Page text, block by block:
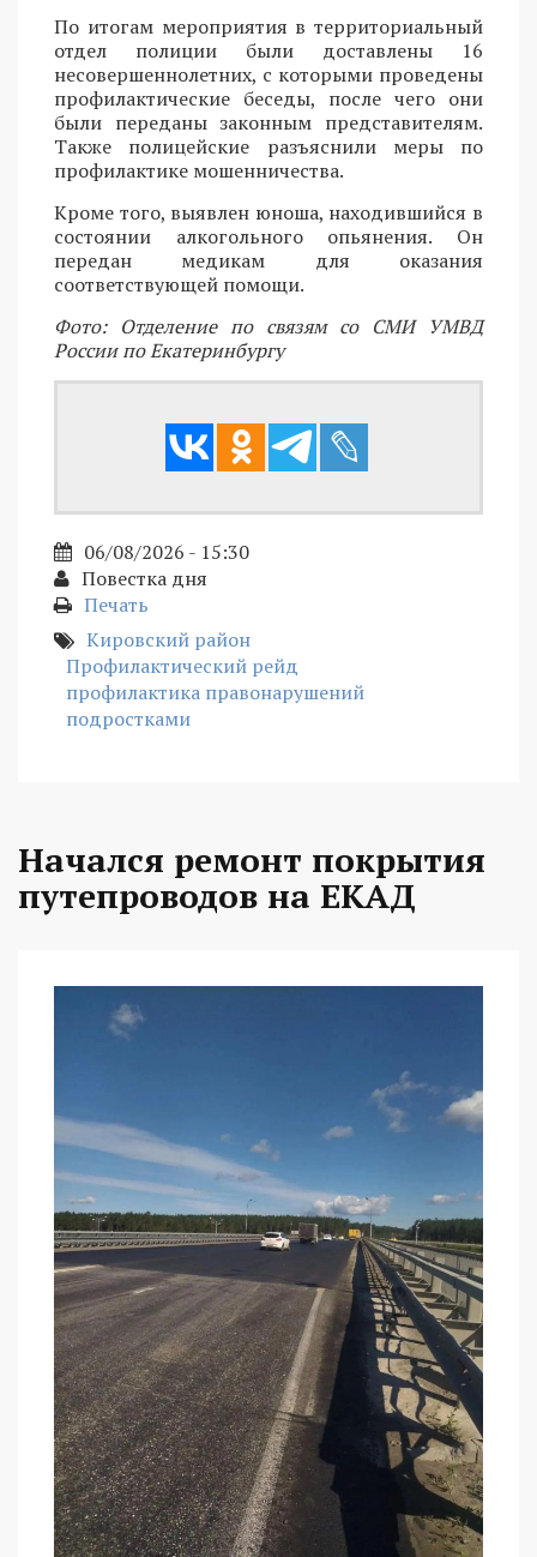
По итогам мероприятия в территориальный
отдел полиции были доставлены 16
несовершеннолетних, с которыми проведены
профилактические беседы, после чего они
были переданы законным представителям.
Также полицейские разъяснили меры по
профилактике мошенничества.
Кроме того, выявлен юноша, находившийся в
состоянии алкогольного опьянения. Он
передан медикам для оказания
соответствующей помощи.
Фото: Отделение по связям со СМИ УМВД
России по Екатеринбургу
06/08/2026 - 15:30
Повестка дня
Печать
Кировский район
Профилактический рейд
профилактика правонарушений
подростками
Начался ремонт покрытия
путепроводов на ЕКАД